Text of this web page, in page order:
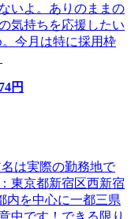
いよ。ありのままの
気持ちを応援したい
今月は特に採用枠
円
は実際の勤務地で
東京都新宿区西新宿
内を中心に一都三県
中です！できる限り